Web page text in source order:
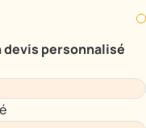
devis personnalisé